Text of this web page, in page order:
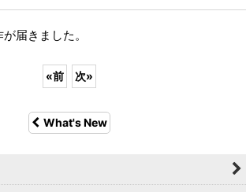
届きました。
«前 次»
What's New